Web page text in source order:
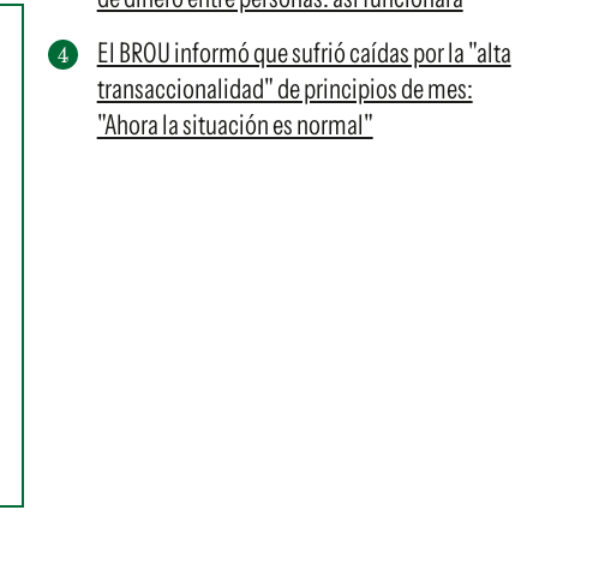
El BROU informó que sufrió caídas por la "alta
transaccionalidad" de principios de mes:
"Ahora la situación es normal"